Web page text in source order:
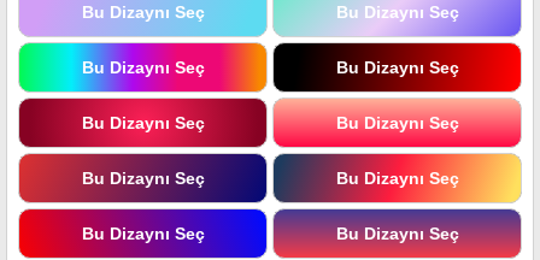
Bu Dizaynı Seç Bu Dizaynı Seç
Bu Dizaynı Seç Bu Dizaynı Seç
Bu Dizaynı Seç Bu Dizaynı Seç
Bu Dizaynı Seç Bu Dizaynı Seç
Bu Dizaynı Seç Bu Dizaynı Seç